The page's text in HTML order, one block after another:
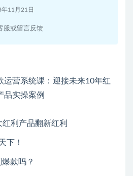
年11月21日
服或留言反馈
利产品翻新红利
下！
款吗？